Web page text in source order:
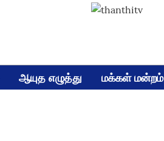
ஆயுத எழுத்து மக்கள் மன்றம்